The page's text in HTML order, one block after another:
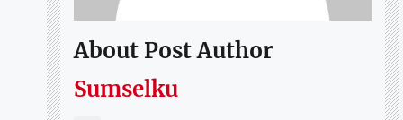
About Post Author
Sumselku